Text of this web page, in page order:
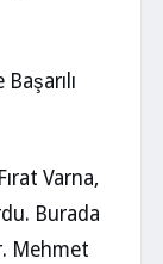
Varna,
Burada
Mehmet